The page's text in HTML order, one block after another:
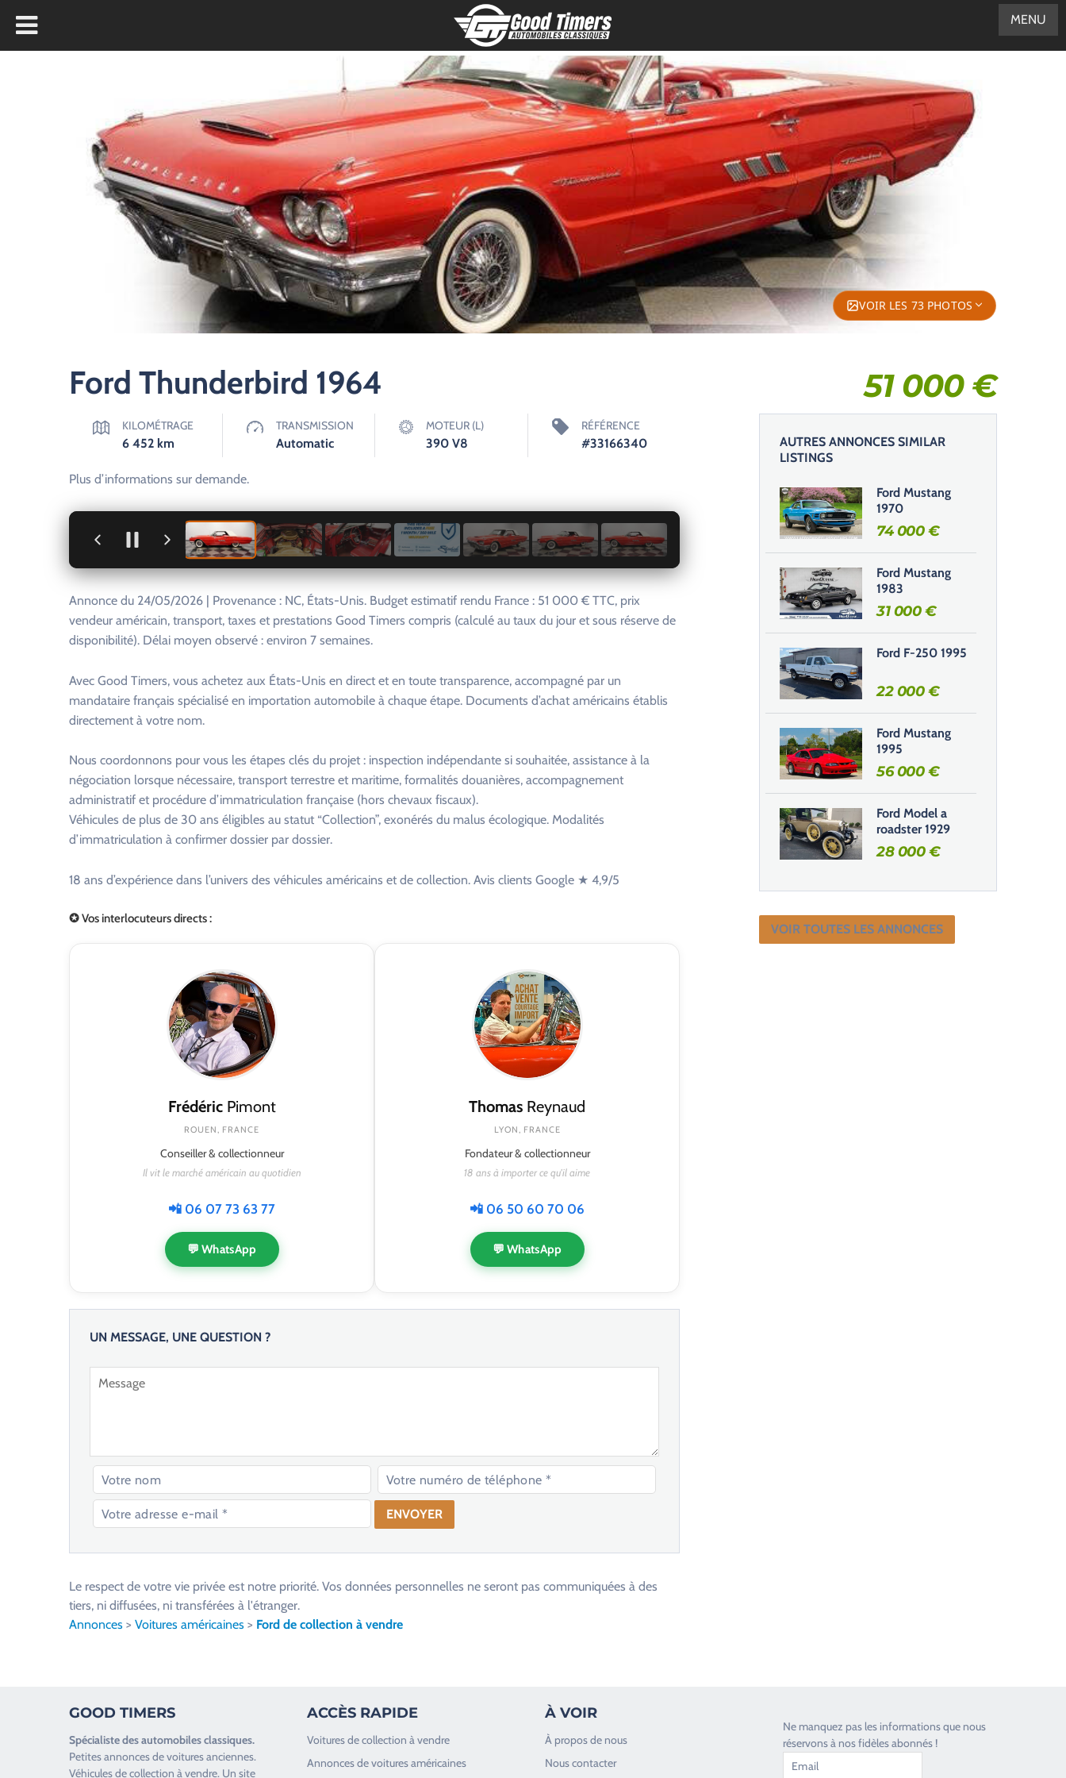
VOIR LES 73 PHOTOS
Ford Thunderbird 1964 51 000€
KILOMÉTRAGE
6 452 km
TRANSMISSION
Automatic
MOTEUR (L)
390 V8
RÉFÉRENCE
#33166340
Plus d’informations sur demande.
Annonce du 24/05/2026 | Provenance : NC, États-Unis. Budget estimatif rendu France : 51 000 € TTC, prix
vendeur américain, transport, taxes et prestations Good Timers compris (calculé au taux du jour et sous réserve de
disponibilité). Délai moyen observé : environ 7 semaines.
Avec Good Timers, vous achetez aux États-Unis en direct et en toute transparence, accompagné par un
mandataire français spécialisé en importation automobile à chaque étape. Documents d’achat américains établis
directement à votre nom.
Nous coordonnons pour vous les étapes clés du projet : inspection indépendante si souhaitée, assistance à la
négociation lorsque nécessaire, transport terrestre et maritime, formalités douanières, accompagnement
administratif et procédure d’immatriculation française (hors chevaux fiscaux).
Véhicules de plus de 30 ans éligibles au statut “Collection”, exonérés du malus écologique. Modalités
d’immatriculation à confirmer dossier par dossier.
18 ans d’expérience dans l’univers des véhicules américains et de collection. Avis clients Google ★ 4,9/5
✪ Vos interlocuteurs directs :
FrédéricPimont
ROUEN, FRANCE
Conseiller & collectionneur
Il vit le marché américain au quotidien
📲 06 07 73 63 77
💬 WhatsApp
Thomas Reynaud
LYON, FRANCE
Fondateur & collectionneur
18 ans à importer ce qu'il aime
📲 06 50 60 70 06
💬 WhatsApp
UN MESSAGE, UNE QUESTION ?
a
s
Le respect de votre vie privée est notre priorité. Vos données personnelles ne seront pas communiquées à des
tiers, ni diffusées, ni transférées à l'étranger.
Annonces > Voitures américaines > Ford de collection à vendre
AUTRES ANNONCES SIMILAR
LISTINGS
Ford Mustang
1970
74 000€
Ford Mustang
1983
31 000€
Ford F-250 1995
22 000€
Ford Mustang
1995
56 000€
Ford Model a
roadster 1929
28 000€
VOIR TOUTES LES ANNONCES
GOOD TIMERS
Spécialiste desautomobiles classiques.
Petites annonces devoitures anciennes.
Véhicules de collection à vendre. Un site
ACCÈS RAPIDE
Voitures de collection à vendre
Annonces de voitures américaines
À VOIR
À propos de nous
Nous contacter
Ne manquez pas les informations que nous
réservons à nos fidèles abonnés !
MENU